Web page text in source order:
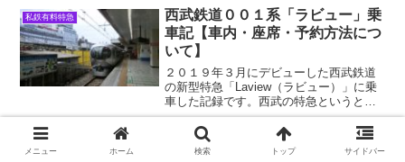
クスプレス」と京成電鉄の「スカイライ
ナー」が担うことに...
私鉄有料特急
西武鉄道００１系「ラビュー」乗
車記【車内・座席・予約方法につ
いて】
２０１９年３月にデビューした西武鉄道
の新型特急「Laview（ラビュー）」に乗
車した記録です。西武の特急というと、
小田急や東武と比べて地味な、通勤特急
のようなイメージがありました。です
が、今回お見えしたラビューは非常に個
性的な車両に仕上がっ...
東海の車両
富士川からふじかわへ、373系と
メニュー ホーム 検索 トップ サイドバー